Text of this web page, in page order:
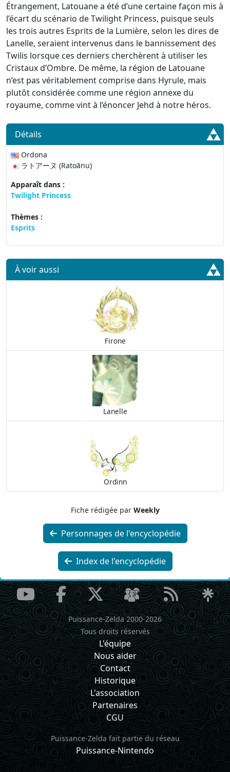
Étrangement, Latouane a été d’une certaine façon mis à
l’écart du scénario de Twilight Princess, puisque seuls
les trois autres Esprits de la Lumière, selon les dires de
Lanelle, seraient intervenus dans le bannissement des
Twilis lorsque ces derniers cherchèrent à utiliser les
Cristaux d’Ombre. De même, la région de Latouane
n’est pas véritablement comprise dans Hyrule, mais
plutôt considérée comme une région annexe du
royaume, comme vint à l’énoncer Jehd à notre héros.
Détails
Ordona
ラトアーヌ (Ratoānu)
Apparaît dans :
Twilight Princess
Thèmes :
Esprits
À voir aussi
Firone
Lanelle
Ordinn
Fiche rédigée par Weekly
Personnages de l'encyclopédie
Index de l'encyclopédie
Puissance-Zelda 2000-2026
Tous droits réservés
L'équipe
Nous aider
Contact
Historique
L'association
Partenaires
CGU
Puissance-Zelda fait partie du réseau
Puissance-Nintendo